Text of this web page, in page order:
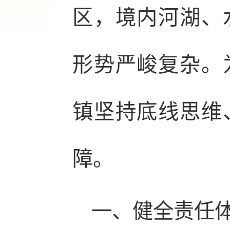
区，境内河湖
形势严峻复杂
镇坚持底线思
障。
一、健全责任